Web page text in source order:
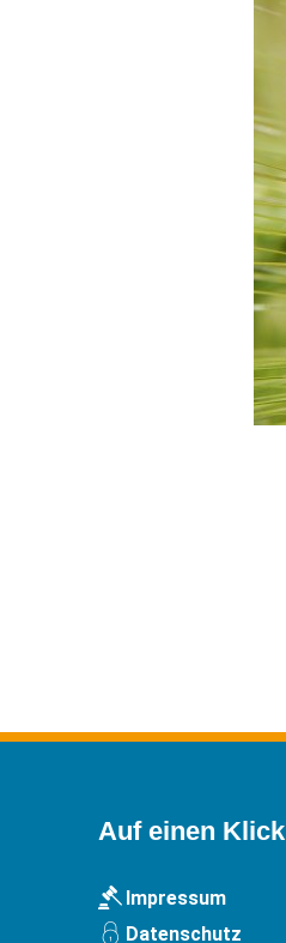
Auf einen Klick
Impressum
Datenschutz